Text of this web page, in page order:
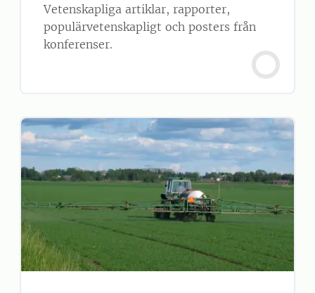
Vetenskapliga artiklar, rapporter,
populärvetenskapligt och posters från
konferenser.